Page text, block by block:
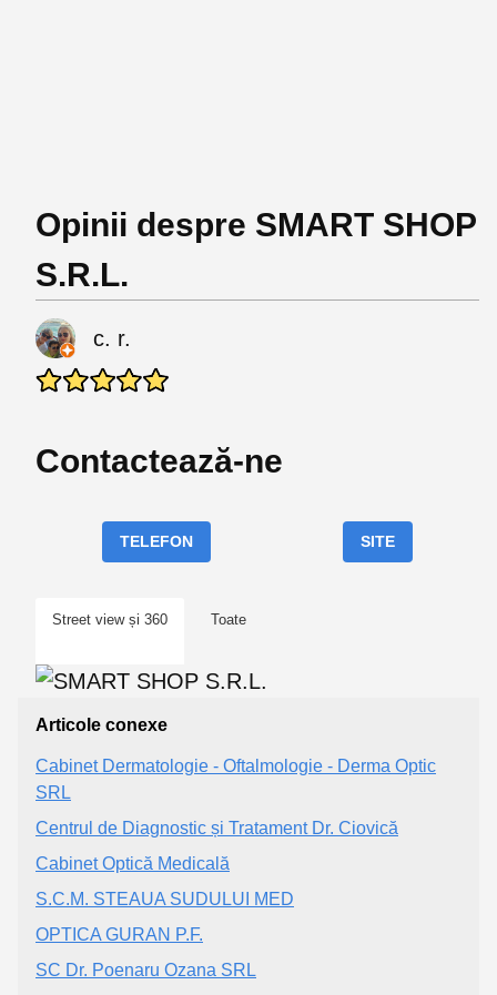
Opinii despre SMART SHOP
S.R.L.
c. r.
Contactează-ne
TELEFON SITE
Street view și 360 Toate
Articole conexe
Cabinet Dermatologie - Oftalmologie - Derma Optic
SRL
Centrul de Diagnostic și Tratament Dr. Ciovică
Cabinet Optică Medicală
S.C.M. STEAUA SUDULUI MED
OPTICA GURAN P.F.
SC Dr. Poenaru Ozana SRL